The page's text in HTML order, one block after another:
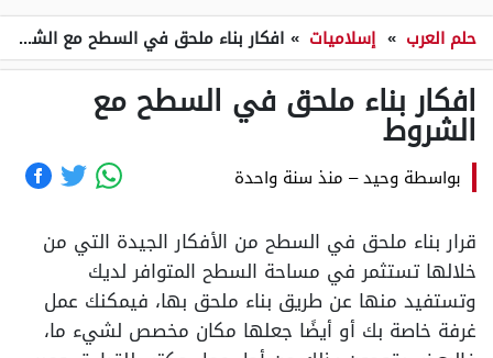
حلم العرب » إسلاميات » افكار بناء ملحق في السطح مع الشروط
افكار بناء ملحق في السطح مع
الشروط
بواسطة وحيد– منذ سنة واحدة
قرار بناء ملحق في السطح من الأفكار الجيدة التي من
خلالها تستثمر في مساحة السطح المتوافر لديك
وتستفيد منها عن طريق بناء ملحق بها، فيمكنك عمل
غرفة خاصة بك أو أيضًا جعلها مكان مخصص لشيء ما،